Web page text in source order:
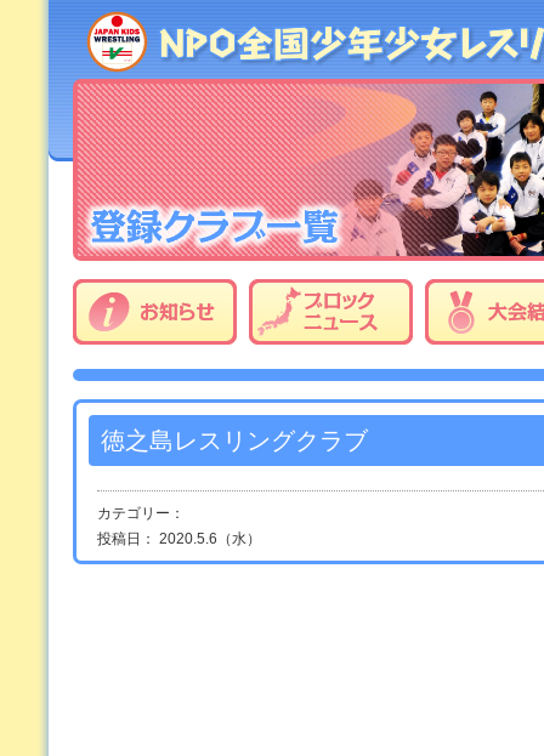
徳之島レスリングクラブ
カテゴリー：
投稿日： 2020.5.6（水）